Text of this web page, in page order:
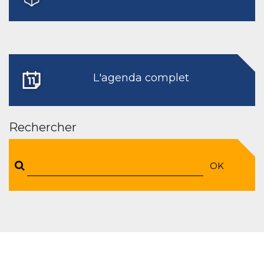
L'agenda complet
Rechercher
OK